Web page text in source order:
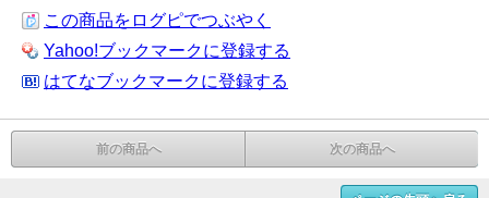
この商品をログピでつぶやく
Yahoo!ブックマークに登録する
はてなブックマークに登録する
前の商品へ 次の商品へ